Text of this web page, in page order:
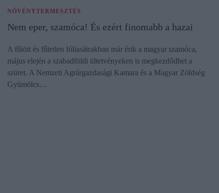
NÖVÉNYTERMESZTÉS
Nem eper, szamóca! És ezért finomabb a hazai
A fűtött és fűtetlen fóliasátrakban már érik a magyar szamóca,
május elején a szabadföldi ültetvényeken is megkezdődhet a
szüret. A Nemzeti Agrárgazdasági Kamara és a Magyar Zöldség
Gyümölcs…